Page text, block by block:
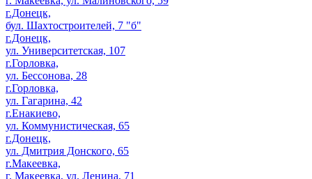
г.Донецк,
бул. Шахтостроителей, 7 "б"
г.Донецк,
ул. Университетская, 107
г.Горловка,
ул. Бессонова, 28
г.Горловка,
ул. Гагарина, 42
г.Енакиево,
ул. Коммунистическая, 65
г.Донецк,
ул. Дмитрия Донского, 65
г.Макеевка,
г. Макеевка, ул. Ленина, 71